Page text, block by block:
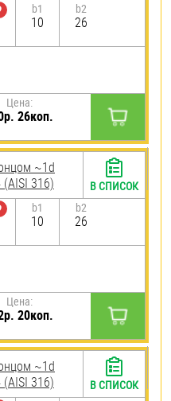
b1
10
b2
26
Цена:
26коп.
~1d
316)
b1
10
b2
26
Цена:
20коп.
В СПИСОК
~1d
316)
В СПИСОК